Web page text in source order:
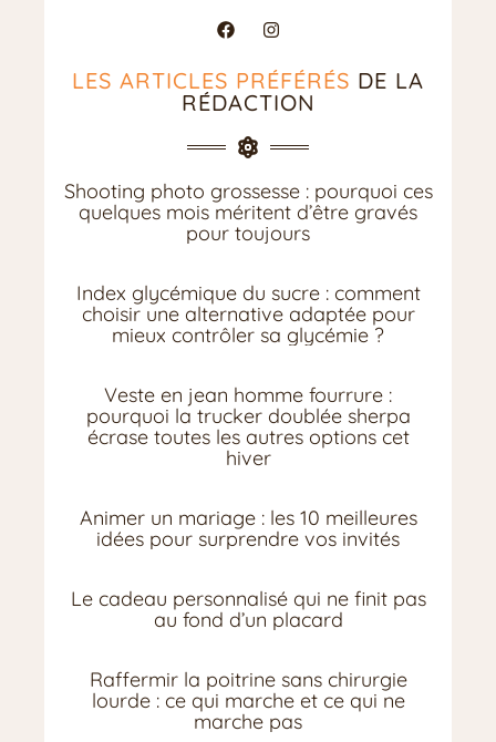
LES ARTICLES PRÉFÉRÉS DE LA
RÉDACTION
Shooting photo grossesse : pourquoi ces
quelques mois méritent d’être gravés
pour toujours
Index glycémique du sucre : comment
choisir une alternative adaptée pour
mieux contrôler sa glycémie ?
Veste en jean homme fourrure :
pourquoi la trucker doublée sherpa
écrase toutes les autres options cet
hiver
Animer un mariage : les 10 meilleures
idées pour surprendre vos invités
Le cadeau personnalisé qui ne finit pas
au fond d’un placard
Raffermir la poitrine sans chirurgie
lourde : ce qui marche et ce qui ne
marche pas